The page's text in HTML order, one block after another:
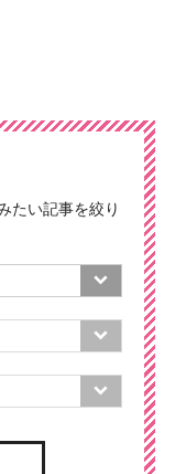
たい記事を絞り